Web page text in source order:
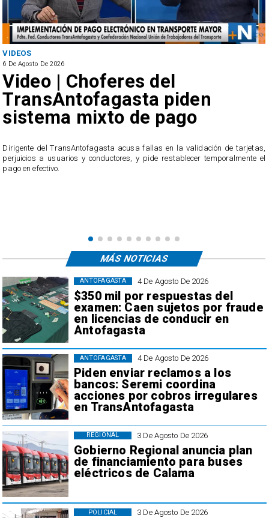
VIDEOS
6 De Agosto De 2026
Video | Choferes del
TransAntofagasta piden
sistema mixto de pago
​Dirigente del TransAntofagasta acusa fallas en la validación de tarjetas,
perjuicios a usuarios y conductores, y pide restablecer temporalmente el
pago en efectivo.
4 De Agosto De 2026
$350 mil por respuestas del
examen: Caen sujetos por fraude
en licencias de conducir en
Antofagasta
ANTOFAGASTA
4 De Agosto De 2026
Piden enviar reclamos a los
bancos: Seremi coordina
acciones por cobros irregulares
en TransAntofagasta
ANTOFAGASTA
3 De Agosto De 2026
Gobierno Regional anuncia plan
de financiamiento para buses
eléctricos de Calama
REGIONAL
3 De Agosto De 2026
POLICIAL
MÁS NOTICIAS